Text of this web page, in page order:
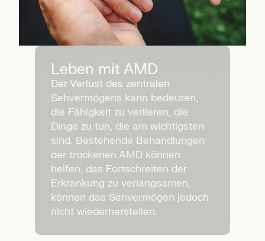
Leben mit AMD
Der Verlust des zentralen
Sehvermögens kann bedeuten,
die Fähigkeit zu verlieren, die
Dinge zu tun, die am wichtigsten
sind. Bestehende Behandlungen
der trockenen AMD können
helfen, das Fortschreiten der
Erkrankung zu verlangsamen,
können das Sehvermögen jedoch
nicht wiederherstellen.